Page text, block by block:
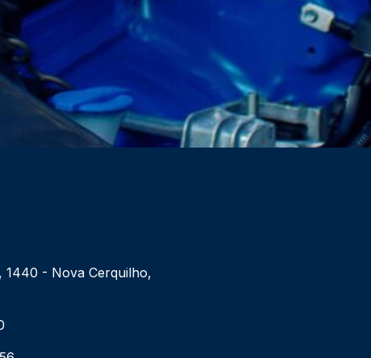
1440 - Nova Cerquilho,